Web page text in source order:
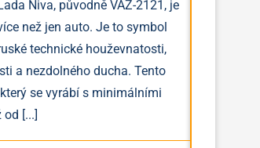
Niva, původně VAZ-2121, je
než jen auto. Je to symbol
technické houževnatosti,
a nezdolného ducha. Tento
se vyrábí s minimálními
od [...]